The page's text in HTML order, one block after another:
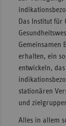
Das Institut für
Gemeinsamen
erhalten, ein
entwickeln,
stationären
und
Alles in allem